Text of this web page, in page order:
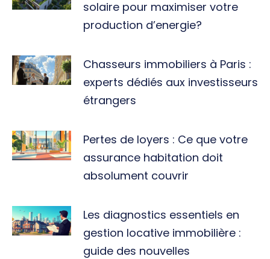
solaire pour maximiser votre
production d’energie?
Chasseurs immobiliers à Paris :
experts dédiés aux investisseurs
étrangers
Pertes de loyers : Ce que votre
assurance habitation doit
absolument couvrir
Les diagnostics essentiels en
gestion locative immobilière :
guide des nouvelles